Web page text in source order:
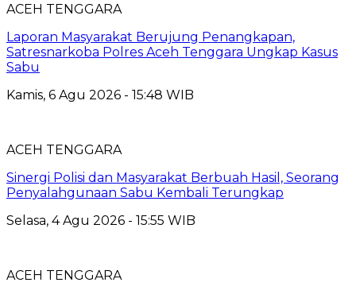
ACEH TENGGARA
Laporan Masyarakat Berujung Penangkapan,
Satresnarkoba Polres Aceh Tenggara Ungkap Kasus
Sabu
Kamis, 6 Agu 2026 - 15:48 WIB
ACEH TENGGARA
Sinergi Polisi dan Masyarakat Berbuah Hasil, Seorang
Penyalahgunaan Sabu Kembali Terungkap
Selasa, 4 Agu 2026 - 15:55 WIB
ACEH TENGGARA